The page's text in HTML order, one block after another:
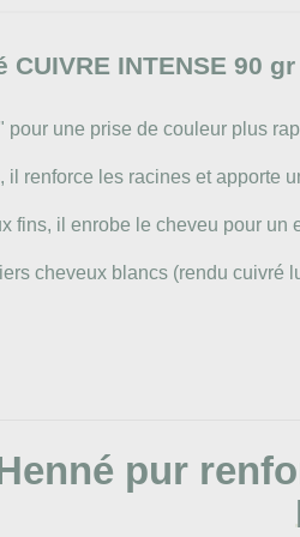
INTENSE 90
pour une prise de couleur plus
il renforce les racines et apporte
fins, il enrobe le cheveu pour un
cheveux blancs (rendu cuivré
pur